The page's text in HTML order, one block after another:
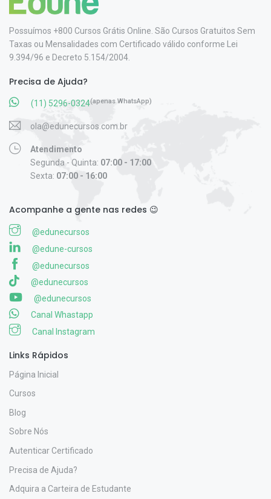
Possuímos +800 Cursos Grátis Online. São Cursos Gratuitos Sem
Taxas ou Mensalidades com Certificado válido conforme Lei
9.394/96 e Decreto 5.154/2004.
Precisa de Ajuda?
(11) 5296-0324(apenas WhatsApp)
ola@edunecursos.com.br
Atendimento
Segunda - Quinta: 07:00 - 17:00
Sexta: 07:00 - 16:00
Acompanhe a gente nas redes 😉
@edunecursos
@edune-cursos
@edunecursos
@edunecursos
@edunecursos
Canal Whastapp
Canal Instagram
Links Rápidos
Página Inicial
Cursos
Blog
Sobre Nós
Autenticar Certificado
Precisa de Ajuda?
Adquira a Carteira de Estudante